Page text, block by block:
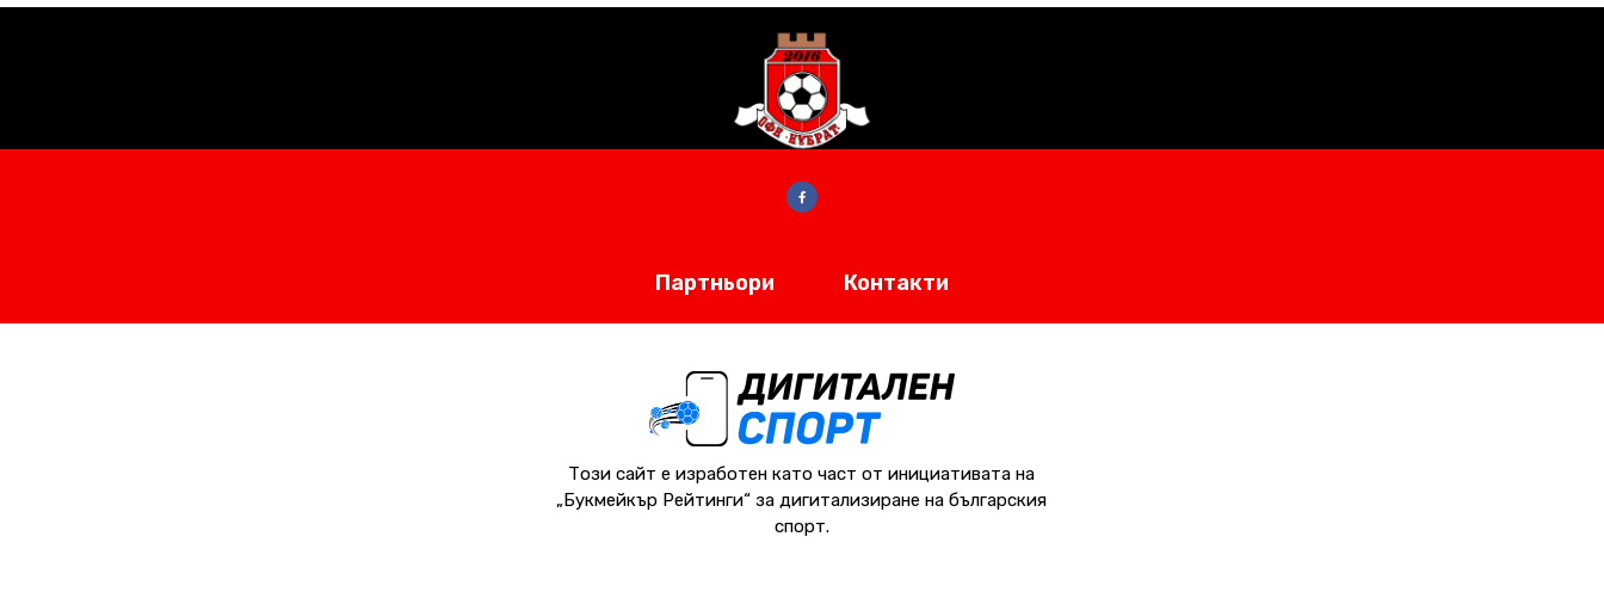
Партньори Контакти
Този сайт е изработен като част от инициативата на
„Букмейкър Рейтинги“ за дигитализиране на българския
спорт.